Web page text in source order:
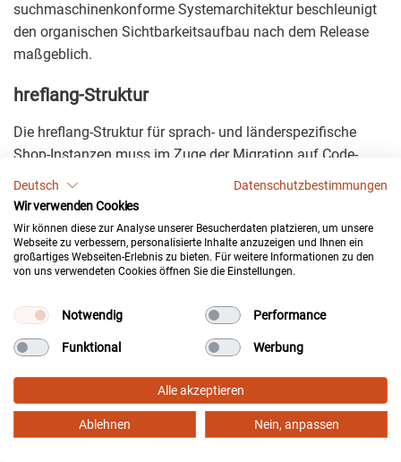
suchmaschinenkonforme Systemarchitektur beschleunigt
den organischen Sichtbarkeitsaufbau nach dem Release
maßgeblich.
hreflang-Struktur
Die hreflang-Struktur für sprach- und länderspezifische
Shop-Instanzen muss im Zuge der Migration auf Code-
Ebene neu deklariert werden.
Sie stellt sicher, dass
internationale Zielgruppen im deutschsprachigen und
globalen Markt die exakte Sprachversion in den SERPs
ausgespielt bekommen.Fehler in diesem Mapping führen
zu Geotargeting-Konflikten und Sichtbarkeitsverlusten.
Zero-Downtime
Migrationsarchitektur
Deutsch
Datenschutzbestimmungen
Wir verwenden Cookies
Wir können diese zur Analyse unserer Besucherdaten platzieren, um unsere
Webseite zu verbessern, personalisierte Inhalte anzuzeigen und Ihnen ein
großartiges Webseiten-Erlebnis zu bieten. Für weitere Informationen zu den
von uns verwendeten Cookies öffnen Sie die Einstellungen.
Notwendig Performance
Funktional Werbung
Alle akzeptieren
Ablehnen Nein, anpassen